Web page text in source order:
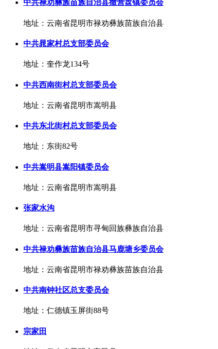
中共禄劝彝族苗族自治县撒营盘镇委员会
地址：云南省昆明市禄劝彝族苗族自治县
中共晁家村总支部委员会
地址：奎作龙134号
中共西南街村总支部委员会
地址：云南省昆明市嵩明县
中共东北街村总支部委员会
地址：东街82号
中共嵩明县嵩阳镇委员会
地址：云南省昆明市嵩明县
张家水沟
地址：云南省昆明市寻甸回族彝族自治县
中共禄劝彝族苗族自治县马鹿塘乡委员会
地址：云南省昆明市禄劝彝族苗族自治县
中共南钟社区总支委员会
地址：仁德镇玉屏街88号
宗家田